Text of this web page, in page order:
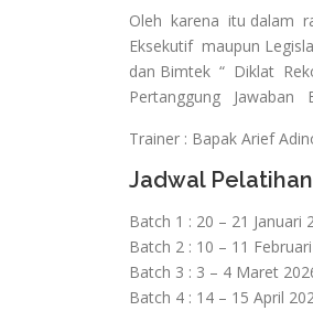
Oleh karena itu dalam
Eksekutif maupun
dan Bimtek “ Diklat
Pertanggung Jawaban
Trainer : Bapak Arief
Jadwal
Batch 1 : 20 – 21 Januari
Batch 2 : 10 – 11
Batch 3 : 3 – 4 Maret
Batch 4 : 14 – 15 April